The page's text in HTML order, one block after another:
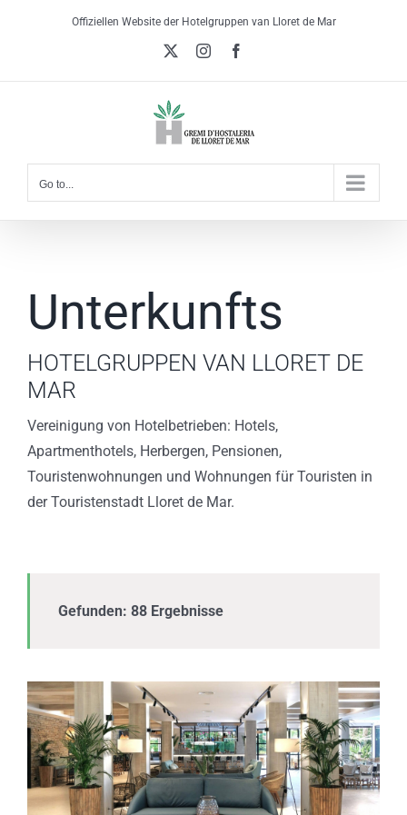
Offiziellen Website der Hotelgruppen van Lloret de Mar
Instagram
Go to...
Unterkunfts
HOTELGRUPPEN VAN LLORET DE
MAR
Vereinigung von Hotelbetrieben: Hotels,
Apartmenthotels, Herbergen, Pensionen,
Touristenwohnungen und Wohnungen für Touristen in
der Touristenstadt Lloret de Mar.
Gefunden: 88 Ergebnisse